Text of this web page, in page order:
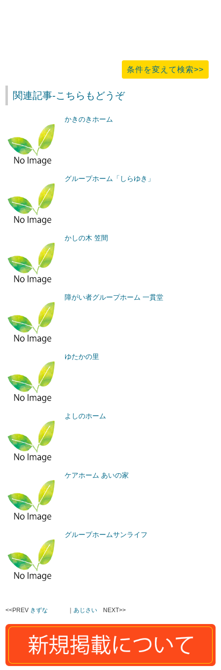
条件を変えて検索>>
関連記事-こちらもどうぞ
かきのきホーム
グループホーム「しらゆき」
かしの木 笠間
障がい者グループホーム 一貫堂
ゆたかの里
よしのホーム
ケアホーム あいの家
グループホームサンライフ
<<PREV きずな ｜ あじさい NEXT>>